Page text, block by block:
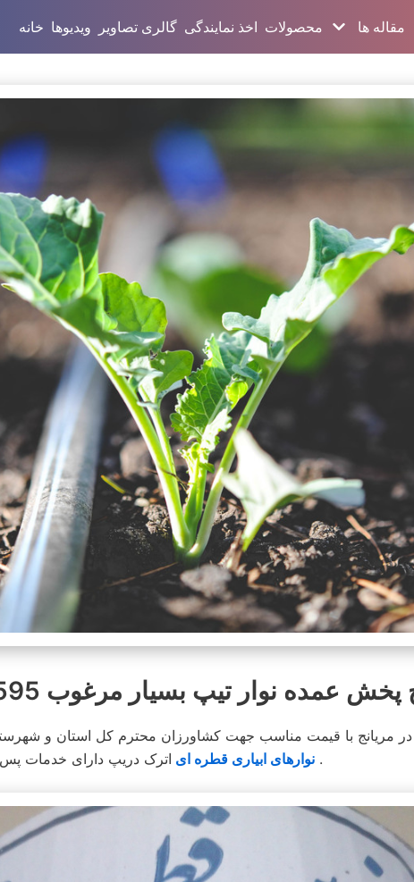
خانه ویدیوها گالری تصاویر اخذ نمایندگی محصولات مقاله ها
عمده نوار تیپ بسیار مرغوب 8595-331-0913
در مریانج با قیمت مناسب جهت کشاورزان محترم کل استان و
نوارهای ابیاری قطره ای اترک دریپ دارای خدمات پس از فروش بوده و در محیطی کاملا مناسب انبار و توضیع می شود .